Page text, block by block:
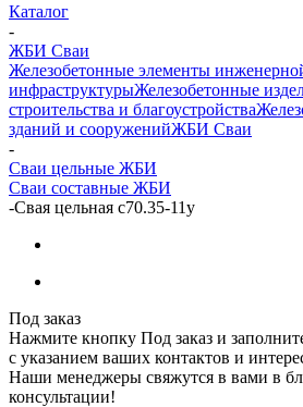
Каталог
-
ЖБИ Сваи
Железобетонные элементы
инфраструктурыЖелезобетонные
строительства и благоустройства
зданий и сооруженийЖБИ Сваи
-
Сваи цельные ЖБИ
Сваи составные ЖБИ
-Свая цельная с70.35-11у
Под заказ
Нажмите кнопку Под заказ и
с указанием ваших контактов и
Наши менеджеры свяжутся в вами в
консультации!